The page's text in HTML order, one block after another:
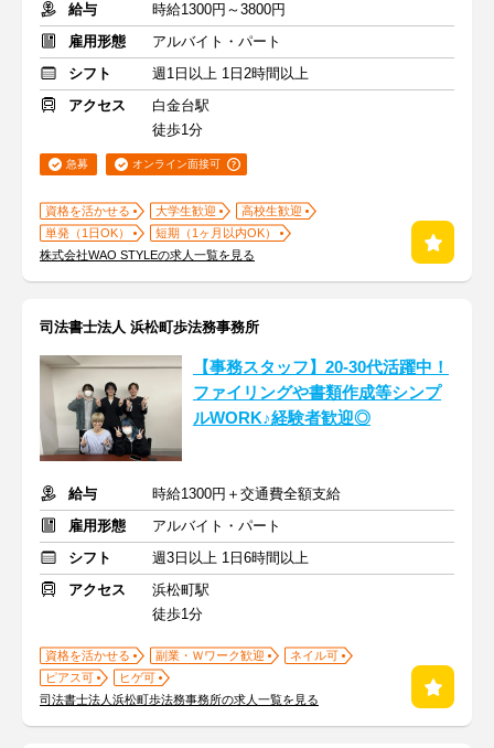
給与
時給1300円～3800円
雇用形態
アルバイト・パート
シフト
週1日以上 1日2時間以上
アクセス
白金台駅
徒歩1分
急募 オンライン面接可
資格を活かせる 大学生歓迎
高校生歓迎
単発（1日OK）
短期（1ヶ月以内OK）
株式会社WAO STYLEの求人一覧を見る
司法書士法人 浜松町歩法務事務所
【事務スタッフ】20-30代活躍中！
ファイリングや書類作成等シンプ
ルWORK♪経験者歓迎◎
給与
時給1300円＋交通費全額支給
雇用形態
アルバイト・パート
シフト
週3日以上 1日6時間以上
アクセス
浜松町駅
徒歩1分
資格を活かせる 副業・Ｗワーク歓迎
ネイル可
ピアス可
ヒゲ可
司法書士法人浜松町歩法務事務所の求人一覧を見る